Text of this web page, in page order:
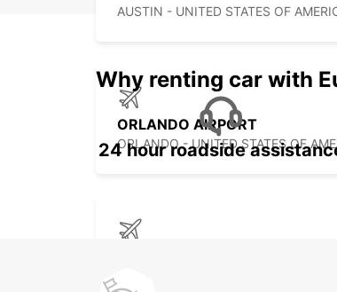
AUSTIN - UNITED STATES OF
ORLANDO AIRPORT
Why renting car with
24 hour roadside